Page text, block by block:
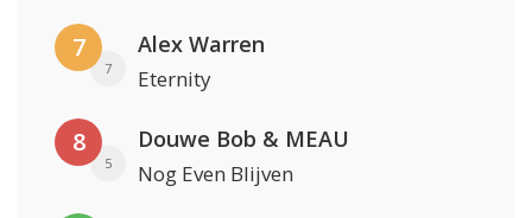
7
7
Alex Warren
Eternity
8
5
Douwe Bob & MEAU
Nog Even Blijven